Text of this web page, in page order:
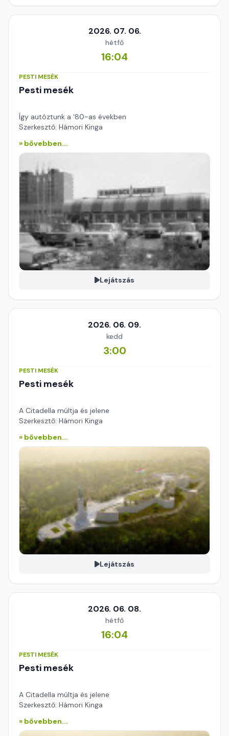
2026. 07. 06.
hétfő
16:04
PESTI MESÉK
Pesti mesék
Így autóztunk a '80-as években
Szerkesztő: Hámori Kinga
» bővebben...
Lejátszás
2026. 06. 09.
kedd
3:00
PESTI MESÉK
Pesti mesék
A Citadella múltja és jelene
Szerkesztő: Hámori Kinga
» bővebben...
Lejátszás
2026. 06. 08.
hétfő
16:04
PESTI MESÉK
Pesti mesék
A Citadella múltja és jelene
Szerkesztő: Hámori Kinga
» bővebben...